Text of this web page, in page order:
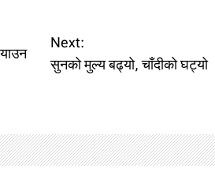
Next:
सुनको मुल्य बढ्यो, चाँदीको घट्यो